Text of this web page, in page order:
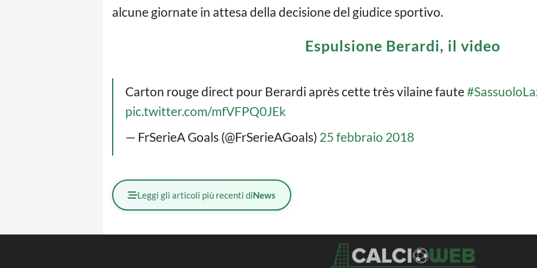
alcune giornate in attesa della decisione del giudice sportivo.
Espulsione Berardi, il video
Carton rouge direct pour Berardi après cette très vilaine faute
pic.twitter.com/mfVFPQ0JEk
— FrSerieA Goals (@FrSerieAGoals) 25 febbraio 2018
Leggi gli articoli più recenti diNews